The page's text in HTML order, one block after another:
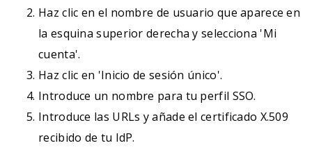
Haz clic en el nombre de usuario que aparece en
la esquina superior derecha y selecciona 'Mi
cuenta'.
Haz clic en 'Inicio de sesión único'.
Introduce un nombre para tu perfil SSO.
Introduce las URLs y añade el certificado X.509
recibido de tu IdP.